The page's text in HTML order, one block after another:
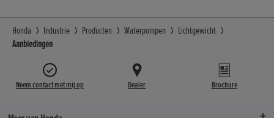
Honda Industrie Producten Waterpompen
Lichtgewicht
Aanbiedingen
Neem contact met mij op Dealer Brochure